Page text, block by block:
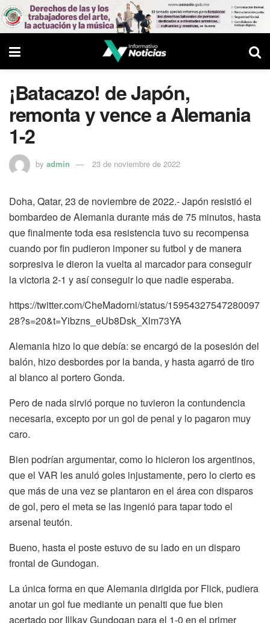
¡Batacazo! de Japón,
remonta y vence a Alemania
1-2
by admin 23 de noviembre de 2022
Doha, Qatar, 23 de noviembre de 2022.- Japón resistió el
bombardeo de Alemania durante más de 75 minutos, hasta
que finalmente toda esa resistencia tuvo su recompensa
cuando por fin pudieron imponer su futbol y de manera
sorpresiva le dieron la vuelta al marcador para conseguir
la victoria 2-1 y así conseguir lo que nadie esperaba.
https://twitter.com/CheMadorni/status/15954327547280097
28?s=20&t=Yibzns_eUb8Dsk_Xlm73YA
Alemania hizo lo que debía: se encargó de la posesión del
balón, hizo desbordes por la banda, y hasta agarró de tiro
al blanco al portero Gonda.
Pero de nada sirvió porque no tuvieron la contundencia
necesaria, excepto por un gol de penal y lo pagaron muy
caro.
Bien podrían argumentar, como lo hicieron los argentinos,
que el VAR les anuló goles injustamente, pero lo cierto es
que más de una vez se plantaron en el área con disparos
de gol, pero el meta se las ingenió para tapar todo el
arsenal teutón.
Bueno, hasta el poste estuvo de su lado en un disparo
frontal de Gundogan.
La única forma en que Alemania dirigida por Flick, pudiera
anotar un gol fue mediante un penalti que fue bien
acertado por Illkay Gundogan para el 1-0 en el primer